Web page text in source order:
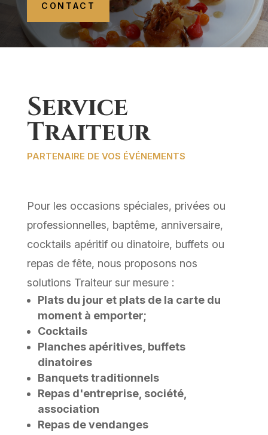
CONTACT
Service
Traiteur
PARTENAIRE DE VOS ÉVÉNEMENTS
Pour les occasions spéciales, privées ou
professionnelles, baptême, anniversaire,
cocktails apéritif ou dinatoire, buffets ou
repas de fête, nous proposons nos
solutions Traiteur sur mesure :
Plats du jour et plats de la carte du
moment à emporter;
Cocktails
Planches apéritives, buffets
dinatoires
Banquets traditionnels
Repas d'entreprise, société,
association
Repas de vendanges